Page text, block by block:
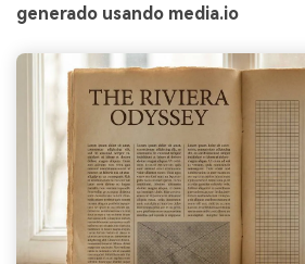
generado usando media.io